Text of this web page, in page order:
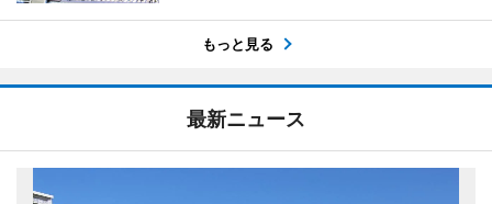
もっと見る
最新ニュース